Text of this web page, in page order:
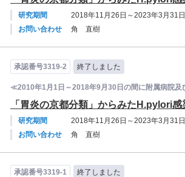
研究期間
2018年11月26日～2023年3月31
お問い合わせ
角 直樹
承認番号3319-2 終了しました
≪2010年1月1日～2018年9月30日の間に附属病院
「胃炎の京都分類」からみたH.pylori
研究期間
2018年11月26日～2023年3月31
お問い合わせ
角 直樹
承認番号3319-1 終了しました